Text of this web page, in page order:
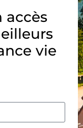
accès
vie